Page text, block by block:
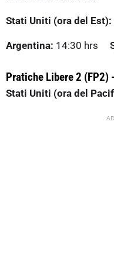
Stati Uniti (ora del Est):
Argentina: 14:30 hrs
Pratiche Libere 2
Stati Uniti (ora del